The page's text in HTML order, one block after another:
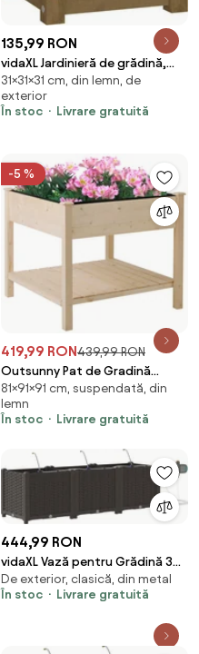
135,99 RON
vidaXL Jardinieră de grădină,
maro miere, 31x31x31 cm, lemn
pin
31×31×31 cm, din lemn, de
exterior
În stoc
Livrare gratuită
-5 %
419,99 RON439,99 RON
Outsunny Pat de Gradină
pentru Flori, Ridicat, cu Husă de
Protecție, 91x91x81 cm, Design
din Lemn Natural | Aosom
81×91×91 cm, suspendată, din
lemn
În stoc
Livrare gratuită
444,99 RON
vidaXL Vază pentru Grădină 3
pcs Maro Oțel
De exterior, clasică, din metal
În stoc
Livrare gratuită